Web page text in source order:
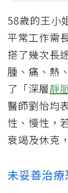
58歲的王小
平常工作需
搭了幾次長
腫、痛、熱
了「深層靜
醫師劉怡均
性、慢性，
衰竭及休克
未妥善治